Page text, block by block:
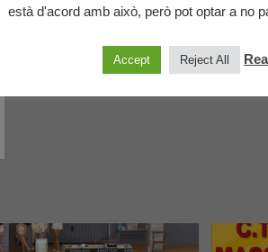
està d'acord amb això, però pot optar a no
Accept Reject All